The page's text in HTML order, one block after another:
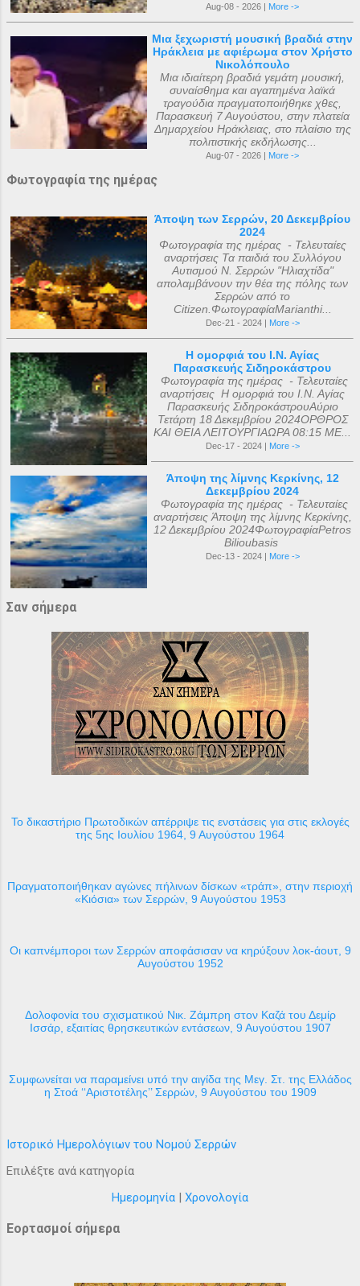
Aug-08 - 2026 | More ->
Μια ξεχωριστή μουσική βραδιά στην
Ηράκλεια με αφιέρωμα στον Χρήστο
Νικολόπουλο
Μια ιδιαίτερη βραδιά γεμάτη μουσική,
συναίσθημα και αγαπημένα λαϊκά
τραγούδια πραγματοποιήθηκε χθες,
Παρασκευή 7 Αυγούστου, στην πλατεία
Δημαρχείου Ηράκλειας, στο πλαίσιο της
πολιτιστικής εκδήλωσης...
Aug-07 - 2026 | More ->
Φωτογραφία της ημέρας
Άποψη των Σερρών, 20 Δεκεμβρίου
2024
Φωτογραφία της ημέρας - Τελευταίες
αναρτήσεις Τα παιδιά του Συλλόγου
Αυτισμού Ν. Σερρών "Ηλιαχτίδα"
απολαμβάνουν την θέα της πόλης των
Σερρών από το
Citizen.ΦωτογραφίαMarianthi...
Dec-21 - 2024 | More ->
Η ομορφιά του Ι.Ν. Αγίας
Παρασκευής Σιδηροκάστρου
Φωτογραφία της ημέρας - Τελευταίες
αναρτήσεις Η ομορφιά του Ι.Ν. Αγίας
Παρασκευής ΣιδηροκάστρουΑύριο
Τετάρτη 18 Δεκεμβρίου 2024ΟΡΘΡΟΣ
ΚΑΙ ΘΕΙΑ ΛΕΙΤΟΥΡΓΙΑΩΡΑ 08:15 ΜΕ...
Dec-17 - 2024 | More ->
Άποψη της λίμνης Κερκίνης, 12
Δεκεμβρίου 2024
Φωτογραφία της ημέρας - Τελευταίες
αναρτήσεις Άποψη της λίμνης Κερκίνης,
12 Δεκεμβρίου 2024ΦωτογραφίαPetros
Bilioubasis
Dec-13 - 2024 | More ->
Σαν σήμερα
Το δικαστήριο Πρωτοδικών απέρριψε τις ενστάσεις για στις εκλογές
της 5ης Ιουλίου 1964, 9 Αυγούστου 1964
Πραγματοποιήθηκαν αγώνες πήλινων δίσκων «τράπ», στην περιοχή
«Κιόσια» των Σερρών, 9 Αυγούστου 1953
Οι καπνέμποροι των Σερρών αποφάσισαν να κηρύξουν λοκ-άουτ, 9
Αυγούστου 1952
Δολοφονία του σχισματικού Νικ. Ζάμπρη στον Καζά του Δεμίρ
Ισσάρ, εξαιτίας θρησκευτικών εντάσεων, 9 Αυγούστου 1907
Συμφωνείται να παραμείνει υπό την αιγίδα της Μεγ. Στ. της Ελλάδος
η Στοά ‘‘Αριστοτέλης’’ Σερρών, 9 Αυγούστου του 1909
Ιστορικό Ημερολόγιων του Νομού Σερρών
Επιλέξτε ανά κατηγορία
Ημερομηνία | Χρονολογία
Εορτασμοί σήμερα